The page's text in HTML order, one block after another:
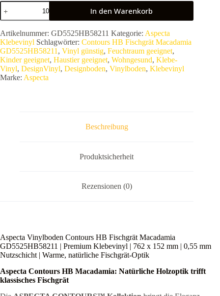
Aspecta
Vinylboden
Contours
HB
Fischgrät
Macadamia
GD5525HB58211
|
Premium
Klebevinyl
In den Warenkorb
Artikelnummer: GD5525HB58211 Kategorie: Aspecta
Klebevinyl Schlagwörter: Contours HB Fischgrät Macadamia
GD5525HB58211 , Vinyl günstig, Feuchtraum geeignet,
Kinder geeignet, Haustier geeignet, Wohngesund, Klebe-
Vinyl, DesignVinyl, Designboden, Vinylboden, Klebevinyl
Marke: Aspecta
Beschreibung
Produktsicherheit
Rezensionen (0)
Aspecta Vinylboden Contours HB Fischgrät Macadamia
GD5525HB58211 | Premium Klebevinyl | 762 x 152 mm | 0,55 mm
Nutzschicht | Warme, natürliche Fischgrät-Optik
Aspecta Contours HB Macadamia: Natürliche Holzoptik trifft
klassisches Fischgrät